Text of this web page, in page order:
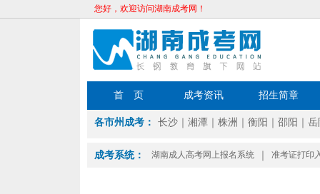
您好，欢迎访问湖南成考网！
首 页 成考资讯 招生简章
各市州成考： 长沙 湘潭 株洲 衡阳 邵阳 岳
成考系统： 湖南成人高考网上报名系统 准考证打印